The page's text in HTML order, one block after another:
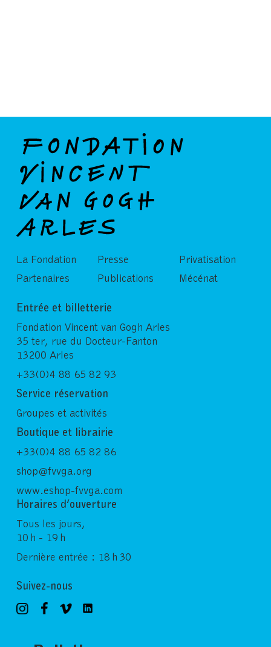
La Fondation
Partenaires
Presse
Publications
Privatisation
Mécénat
Entrée et billetterie
Fondation Vincent van Gogh Arles
35 ter, rue du Docteur-Fanton
13200 Arles
+33(0)4 88 65 82 93
Service réservation
Groupes et activités
Boutique et librairie
+33(0)4 88 65 82 86
shop@fvvga.org
www.eshop-fvvga.com
Horaires d’ouverture
Tous les jours,
10 h - 19 h
Dernière entrée : 18 h 30
Suivez-nous